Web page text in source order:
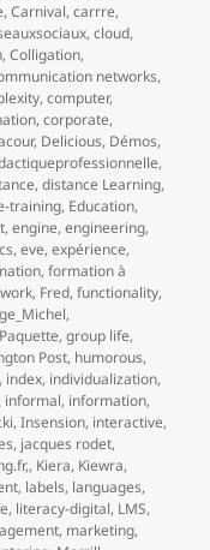
,Carnival,carrre,
,cloud,
,Colligation,
networks,
,computer,
,corporate,
, Delicious, Démos,
,
,distance Learning,
training, Education,
,engine,engineering,
,eve,expérience,
,formation à
, Fred,functionality,
,
,group life,
Post, humorous,
, index, individualization,
informal, information,
,Insension, interactive,
, jacques rodet,
, Kiera, Kiewra,
, labels, languages,
, literacy-digital, LMS,
, marketing,